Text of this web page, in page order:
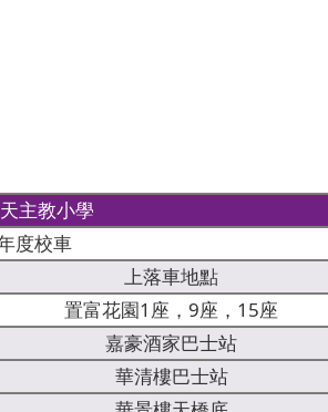
主教小學
度校車
上落車地點
置富花園1座，9座，15座
嘉豪酒家巴士站
華清樓巴士站